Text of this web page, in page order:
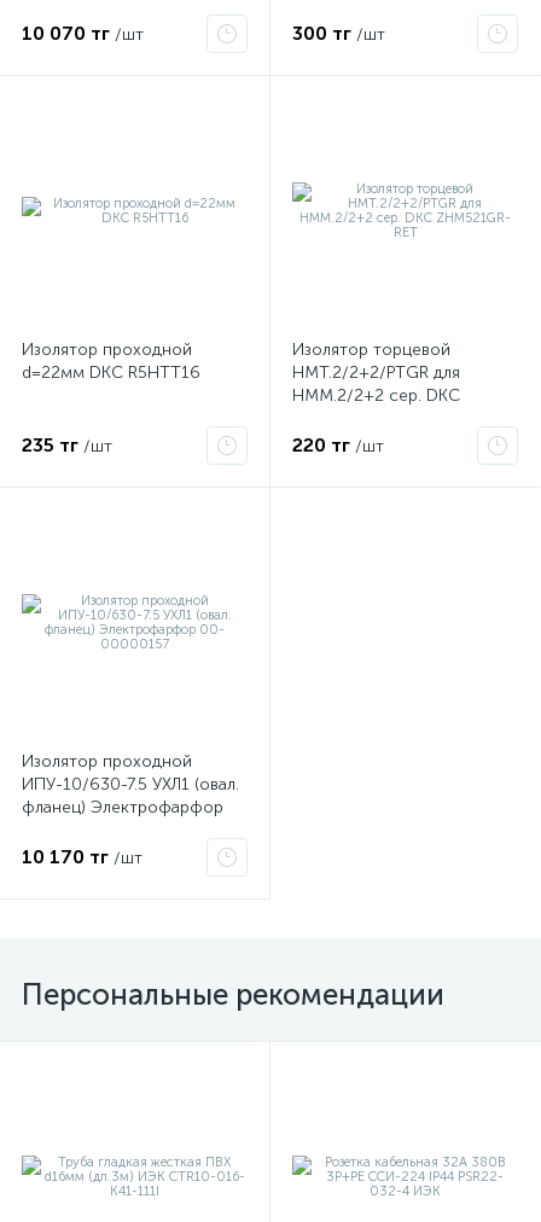
10 070 тг /шт 300 тг /шт
Изолятор проходной
d=22мм DKC R5HTT16
235 тг /шт
Изолятор торцевой
HMT.2/2+2/PTGR для
НММ.2/2+2 сер. DKC
220 тг /шт
Изолятор проходной
ИПУ-10/630-7.5 УХЛ1 (овал.
фланец) Электрофарфор
10 170 тг /шт
Персональные рекомендации